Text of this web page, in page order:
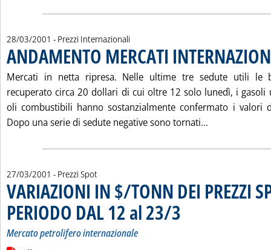
28/03/2001 - Prezzi Internazionali
ANDAMENTO MERCATI
Mercati in netta ripresa. Nelle ultime tre sedute utili le
recuperato circa 20 dollari di cui oltre 12 solo lunedì, i gasoli
oli combustibili hanno sostanzialmente confermato i valori
Dopo una serie di sedute negative sono tornati...
27/03/2001 - Prezzi Spot
VARIAZIONI IN $/TONN DEI PREZZI
PERIODO DAL 12 al 23/3
Mercato petrolifero internazionale